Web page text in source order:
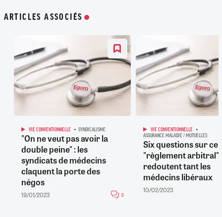
ARTICLES ASSOCIÉS
VIE CONVENTIONNELLE SYNDICALISME
"On ne veut pas avoir la
double peine" : les
syndicats de médecins
claquent la porte des
négos
19/01/2023 0
VIE CONVENTIONNELLE
ASSURANCE MALADIE / MUTUELLES
Six questions sur ce
"règlement arbitral"
redoutent tant les
médecins libéraux
10/02/2023